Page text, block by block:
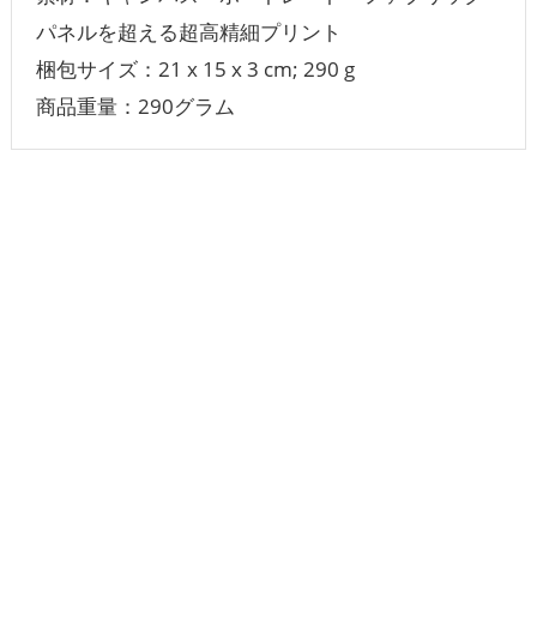
パネルを超える超高精細プリント
梱包サイズ：21 x 15 x 3 cm; 290 g
商品重量：290グラム